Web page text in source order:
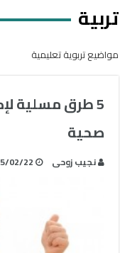
تربية
مواضيع تربوية تعليمية
5 طرق مسلية
صحية
نجيب زوحى 02/22